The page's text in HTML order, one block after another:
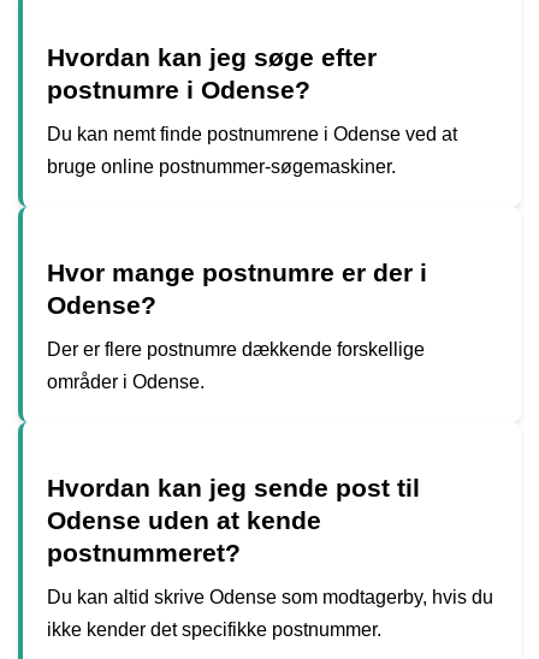
Hvordan kan jeg søge efter
postnumre i Odense?
Du kan nemt finde postnumrene i Odense ved at
bruge online postnummer-søgemaskiner.
Hvor mange postnumre er der i
Odense?
Der er flere postnumre dækkende forskellige
områder i Odense.
Hvordan kan jeg sende post til
Odense uden at kende
postnummeret?
Du kan altid skrive Odense som modtagerby, hvis du
ikke kender det specifikke postnummer.